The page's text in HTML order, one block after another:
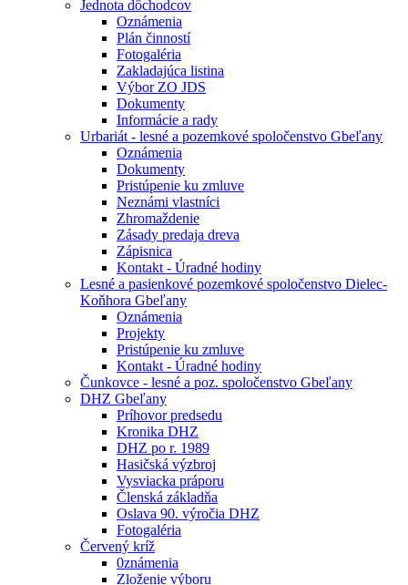
Jednota dôchodcov
Oznámenia
Plán činností
Fotogaléria
Zakladajúca listina
Výbor ZO JDS
Dokumenty
Informácie a rady
Urbariát - lesné a pozemkové spoločenstvo Gbeľany
Oznámenia
Dokumenty
Pristúpenie ku zmluve
Neznámi vlastníci
Zhromaždenie
Zásady predaja dreva
Zápisnica
Kontakt - Úradné hodiny
Lesné a pasienkové pozemkové spoločenstvo Dielec-
Koňhora Gbeľany
Oznámenia
Projekty
Pristúpenie ku zmluve
Kontakt - Úradné hodiny
Čunkovce - lesné a poz. spoločenstvo Gbeľany
DHZ Gbeľany
Príhovor predsedu
Kronika DHZ
DHZ po r. 1989
Hasičská výzbroj
Vysviacka práporu
Členská základňa
Oslava 90. výročia DHZ
Fotogaléria
Červený kríž
0známenia
Zloženie výboru